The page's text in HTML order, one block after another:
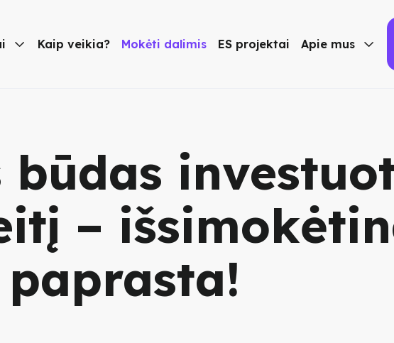
 Kaip veikia? Mokėti dalimis ES projektai Apie mus 
būdas
–
paprasta!